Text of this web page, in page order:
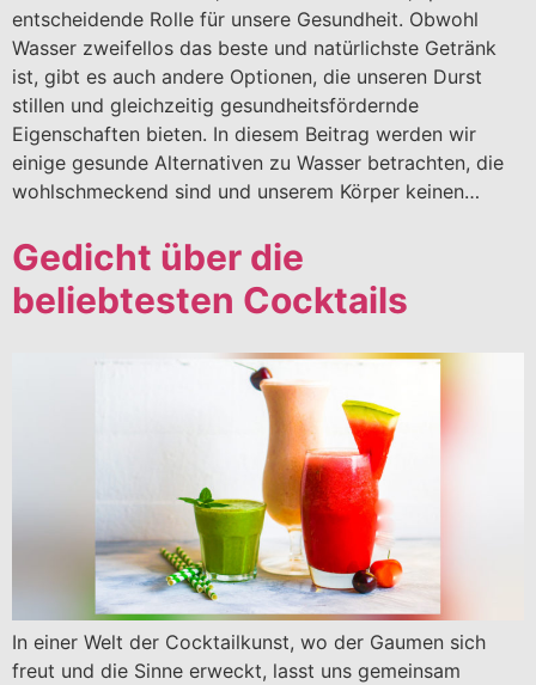
entscheidende Rolle für unsere Gesundheit. Obwohl
Wasser zweifellos das beste und natürlichste Getränk
ist, gibt es auch andere Optionen, die unseren Durst
stillen und gleichzeitig gesundheitsfördernde
Eigenschaften bieten. In diesem Beitrag werden wir
einige gesunde Alternativen zu Wasser betrachten, die
wohlschmeckend sind und unserem Körper keinen…
Gedicht über die
beliebtesten Cocktails
In einer Welt der Cocktailkunst, wo der Gaumen sich
freut und die Sinne erweckt, lasst uns gemeinsam